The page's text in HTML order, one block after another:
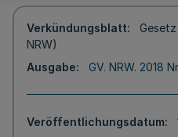
Verkündungsblatt
NRW)
Ausgabe
GV. NRW. 2018
Veröffentlichungsdatum